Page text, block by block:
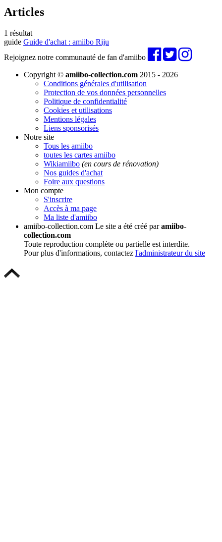
Articles
1 résultat
guide Guide d'achat : amiibo Riju
Rejoignez notre communauté de fan d'amiibo
Copyright © amiibo-collection.com 2015 - 2026
Conditions générales d'utilisation
Protection de vos données personnelles
Politique de confidentialité
Cookies et utilisations
Mentions légales
Liens sponsorisés
Notre site
Tous les amiibo
toutes les cartes amiibo
Wikiamiibo (en cours de rénovation)
Nos guides d'achat
Foire aux questions
Mon compte
S'inscrire
Accès à ma page
Ma liste d'amiibo
amiibo-collection.com Le site a été créé paramiibo-
collection.com
Toute reproduction complète ou partielle est interdite.
Pour plus d'informations, contactez l'administrateur du site